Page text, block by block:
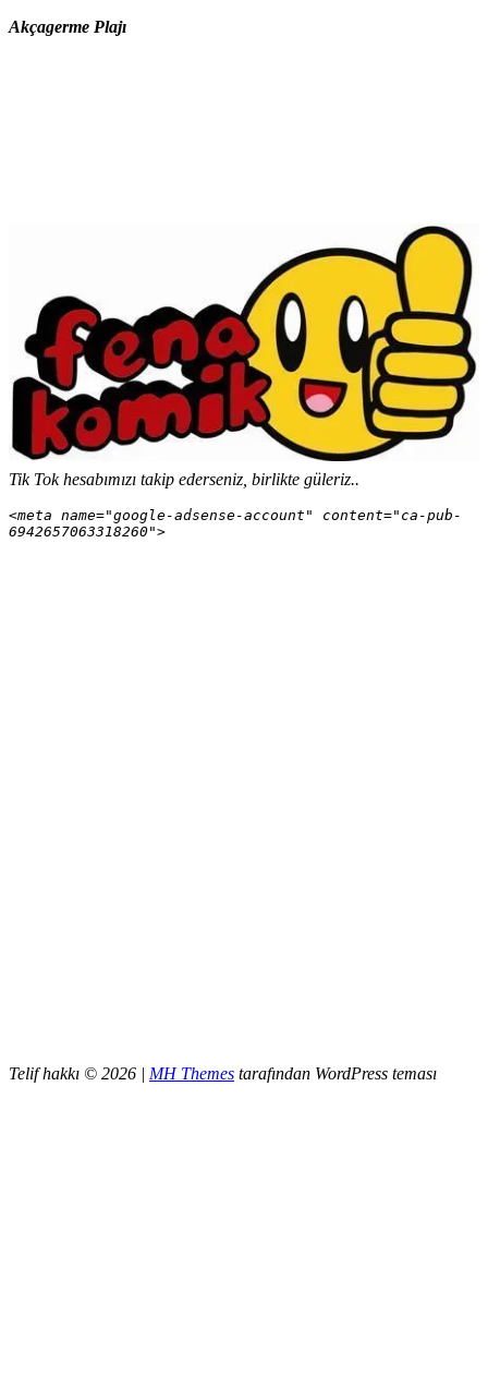
Akçagerme Plajı
Tik Tok hesabımızı takip ederseniz, birlikte güleriz..
<meta name="google-adsense-account" content="ca-pub-
6942657063318260">
Telif hakkı © 2026 | MH Themes tarafından WordPress teması